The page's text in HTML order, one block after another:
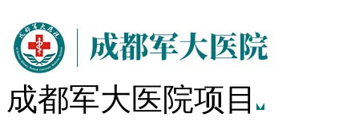
成都军大医院项目